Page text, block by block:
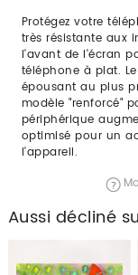
Protégez votre
très résistante aux
l'avant de l'écran
téléphone à plat.
épousant au plus
modèle "renforcé"
périphérique
optimisé pour un
l'appareil.
Aussi décliné